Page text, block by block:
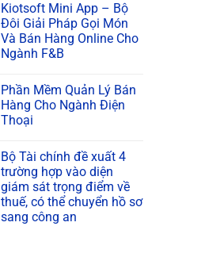
Kiotsoft Mini App – Bộ
Đôi Giải Pháp Gọi Món
Và Bán Hàng Online Cho
Ngành F&B
Phần Mềm Quản Lý Bán
Hàng Cho Ngành Điện
Thoại
Bộ Tài chính đề xuất 4
trường hợp vào diện
giám sát trọng điểm về
thuế, có thể chuyển hồ sơ
sang công an